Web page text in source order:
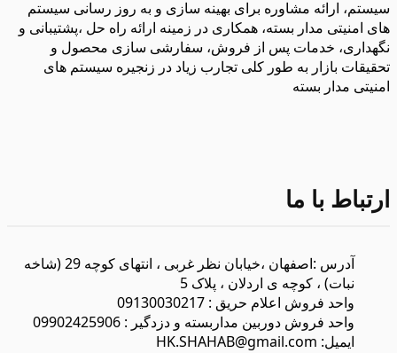
سیستم، ارائه مشاوره برای بهینه سازی و به روز رسانی سیستم
های امنیتی مدار بسته، همکاری در زمینه ارائه راه حل ،پشتیبانی و
نگهداری، خدمات پس از فروش، سفارشی سازی محصول و
تحقیقات بازار به طور کلی تجارب زیاد در زنجیره سیستم های
امنیتی مدار بسته
ارتباط با ما
آدرس :اصفهان ،خیابان نظر غربی ، انتهای کوچه 29 (شاخه
نبات) ، کوچه ی اردلان ، پلاک 5
واحد فروش اعلام حریق : 09130030217
واحد فروش دوربین مداربسته و دزدگیر : 09902425906
ایمیل: HK.SHAHAB@gmail.com